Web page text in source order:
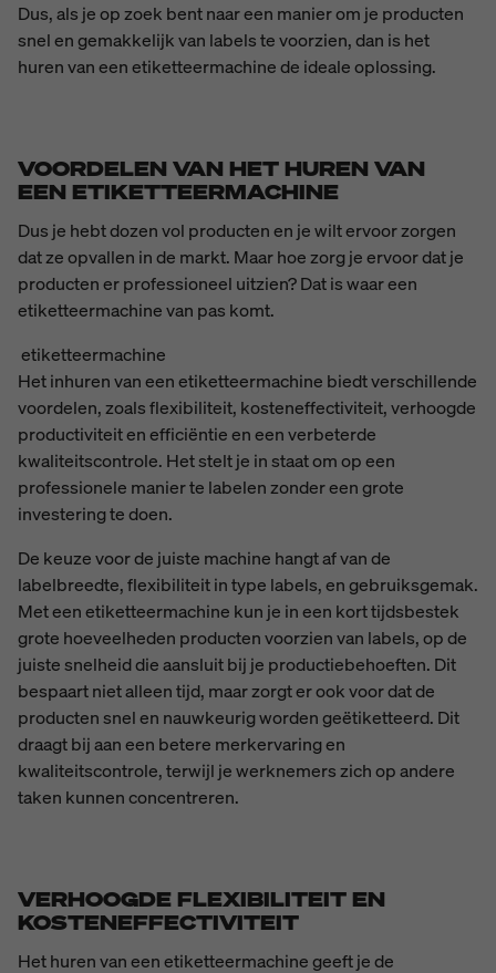
Dus, als je op zoek bent naar een manier om je producten
snel en gemakkelijk van labels te voorzien, dan is het
huren van een etiketteermachine de ideale oplossing.
VOORDELEN VAN HET HUREN VAN
EEN ETIKETTEERMACHINE
Dus je hebt dozen vol producten en je wilt ervoor zorgen
dat ze opvallen in de markt. Maar hoe zorg je ervoor dat je
producten er professioneel uitzien? Dat is waar een
etiketteermachine van pas komt.
etiketteermachine
Het inhuren van een etiketteermachine biedt verschillende
voordelen, zoals flexibiliteit, kosteneffectiviteit, verhoogde
productiviteit en efficiëntie en een verbeterde
kwaliteitscontrole. Het stelt je in staat om op een
professionele manier te labelen zonder een grote
investering te doen.
De keuze voor de juiste machine hangt af van de
labelbreedte, flexibiliteit in type labels, en gebruiksgemak.
Met een etiketteermachine kun je in een kort tijdsbestek
grote hoeveelheden producten voorzien van labels, op de
juiste snelheid die aansluit bij je productiebehoeften. Dit
bespaart niet alleen tijd, maar zorgt er ook voor dat de
producten snel en nauwkeurig worden geëtiketteerd. Dit
draagt bij aan een betere merkervaring en
kwaliteitscontrole, terwijl je werknemers zich op andere
taken kunnen concentreren.
VERHOOGDE FLEXIBILITEIT EN
KOSTENEFFECTIVITEIT
Het huren van een etiketteermachine geeft je de